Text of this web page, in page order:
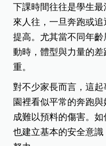
下課時間往往是學生
來人往，一旦奔跑或
提高。尤其當不同年
動時，體型與力量的
重。
對不少家長而言，這
園裡看似平常的奔跑
成難以預料的傷害。
也建立基本的安全意